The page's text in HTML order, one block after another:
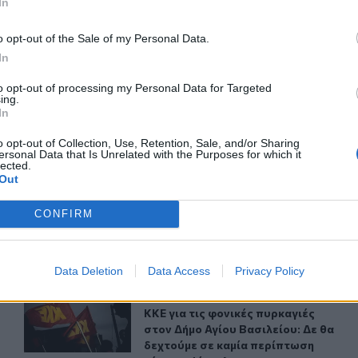
opt-out of the Sale of my Personal Data.
opt-out of processing my Personal Data for Targeted
opt-out of Collection, Use, Retention, Sale, and/or Sharing
Data that Is Unrelated with the Purposes for which it
CONFIRM
Data Deletion Data Access Privacy Policy
του CRETALIVE
ΕΊΔΗΣΗ
στους οικοδόμους
καταβάλλεται στους οικοδόμους
Ένωση Εργαζομένων Βενιζελείου: Ο κυκλικός κόμβος
Ένωση Εργαζομένων Βενιζελείου:
Ο κυκλικός κόμβος να μην
επηρεάσει τη λειτουργία του
Κρήτης»
του Πανεπιστημίου Κρήτης»
ΚΚΕ για τις φονικές πυρκαγιές στον Δήμο Αγίου
ΚΡΗΤΗ 21:41
ΚΚΕ για τις φονικές πυρκαγιές
ΚΚΕ για τις φονικές πυρκαγιές
στον Δήμο Αγίου Βασιλείου: Δε θα
δεχτούμε σε καμία περίπτωση